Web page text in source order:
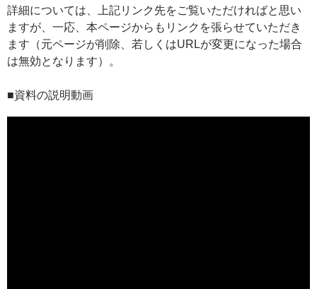
詳細については、上記リンク先をご覧いただければと思い
ますが、一応、本ページからもリンクを張らせていただき
ます（元ページが削除、若しくはURLが変更になった場合
は無効となります）。
■資料の説明動画